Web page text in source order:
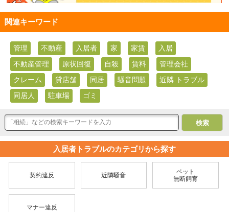
関連キーワード
管理 不動産 入居者 家 家賃
入居
不動産管理
原状回復 自殺 賃料
管理会社
クレーム
貸店舗 同居 騒音問題
近隣 トラブル
同居人
駐車場 ゴミ
入居者トラブルのカテゴリから探す
契約違反 近隣騒音
ペット
無断飼育
マナー違反